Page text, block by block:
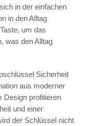
in der einfachen
in den Alltag
um das
was den Alltag
Sicherheit
aus moderner
Design profitieren
und einer
der Schlüssel nicht